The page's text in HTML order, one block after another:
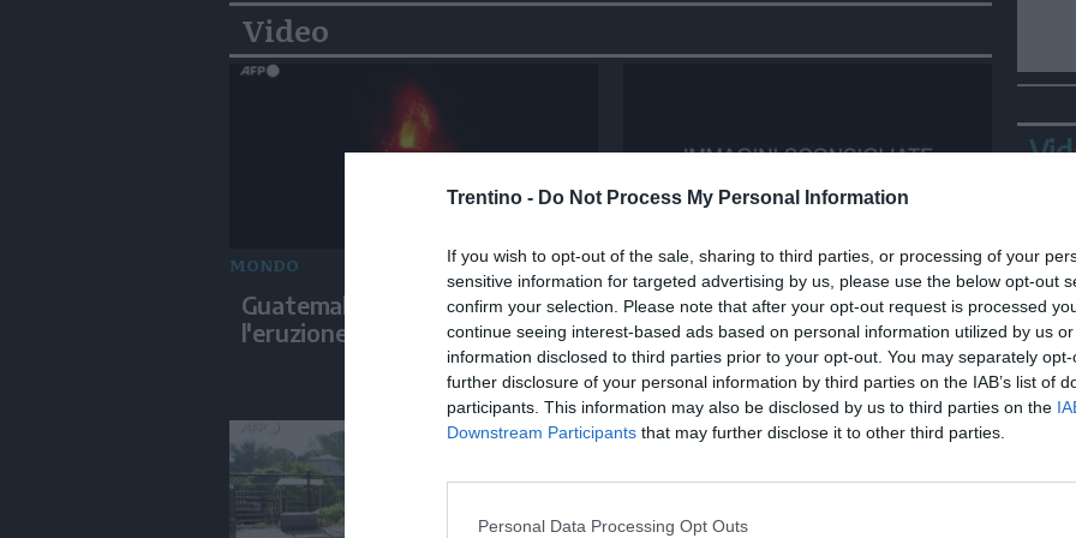
Trentino - Do Not Process My Personal Information
If you wish to opt-out of the sale, sharing to third parties, or processing of your
sensitive information for targeted advertising by us, please use the below opt-out
confirm your selection. Please note that after your opt-out request is processed
continue seeing interest-based ads based on personal information utilized by us
information disclosed to third parties prior to your opt-out. You may separately
further disclosure of your personal information by third parties on the IAB’s list of
participants. This information may also be disclosed by us to third parties on the
Downstream Participants that may further disclose it to other third parties.
Personal Data Processing Opt Outs
Video
MONDO
Guatemaltechi sfollati dopo
l'eruzione del vulcano Fuego
MONDO
Messico, l'influencer Gastelum
ucciso durante una diretta
streaming